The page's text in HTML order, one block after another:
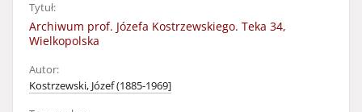
Tytuł:
Archiwum prof. Józefa Kostrzewskiego. Teka 34,
Wielkopolska
Autor:
Kostrzewski, Józef (1885-1969]